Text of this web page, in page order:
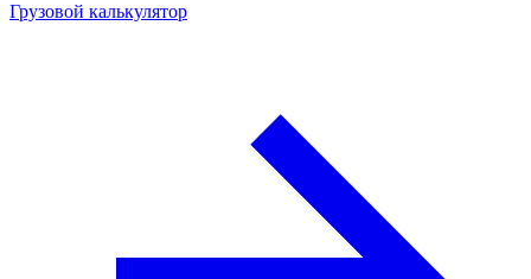
Грузовой калькулятор